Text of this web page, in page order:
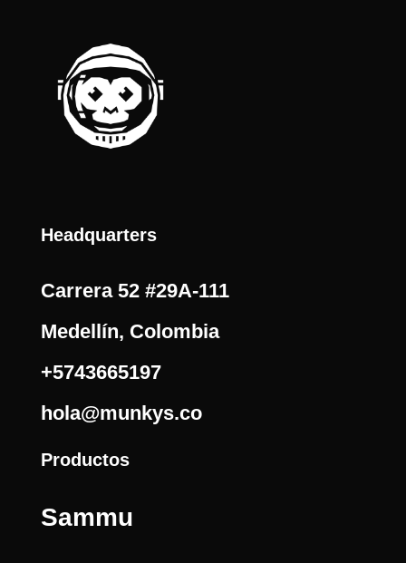
Headquarters
Carrera 52 #29A-111
Medellín, Colombia
+5743665197
hola@munkys.co
Productos
Sammu